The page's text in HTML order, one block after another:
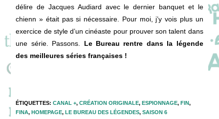
délire de Jacques Audiard avec le dernier banquet et le
chienn » était pas si nécessaire. Pour moi, j’y vois plus un
exercice de style d’un cinéaste pour prouver son talent dans
une série. Passons. Le Bureau rentre dans la légende
des meilleures séries françaises !
ÉTIQUETTES:CANAL +, CRÉATION ORIGINALE, ESPIONNAGE, FIN,
FINA, HOMEPAGE, LE BUREAU DES LÉGENDES, SAISON 6